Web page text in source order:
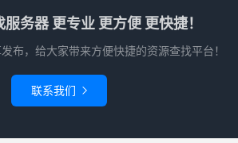
务器 更专业 更方便 更快捷！
布，给大家带来方便快捷的资源查找平台！
联系我们 